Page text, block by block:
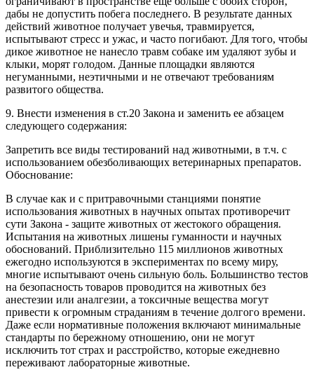
дабы не допустить побега последнего. В результате данных
действий животное получает увечья, травмируется,
испытывают стресс и ужас, и часто погибают. Для того, чтобы
дикое животное не нанесло травм собаке им удаляют зубы и
клыки, морят голодом. Данные площадки являются
негуманными, неэтичными и не отвечают требованиям
развитого общества.
9. Внести изменения в ст.20 Закона и заменить ее абзацем
следующего содержания:
Запретить все виды тестирований над животными, в т.ч. с
использованием обезболивающих ветеринарных препаратов.
Обоснование:
В случае как и с притравочными станциями понятие
использования животных в научных опытах противоречит
сути Закона - защите животных от жестокого обращения.
Испытания на животных лишены гуманности и научных
обоснований. Приблизительно 115 миллионов животных
ежегодно используются в экспериментах по всему миру,
многие испытывают очень сильную боль. Большинство тестов
на безопасность товаров проводится на животных без
анестезии или аналгезии, а токсичные вещества могут
привести к огромным страданиям в течение долгого времени.
Даже если нормативные положения включают минимальные
стандарты по бережному отношению, они не могут
исключить тот страх и расстройство, которые ежедневно
переживают лабораторные животные.